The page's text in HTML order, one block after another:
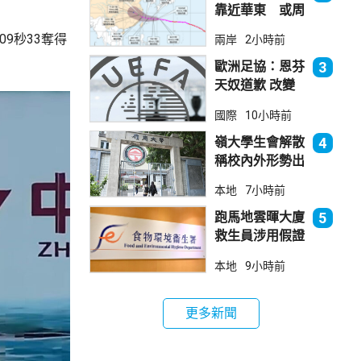
秒33奪得
靠近華東 或周
兩岸 2小時前
歐洲足協：恩芬
天奴道歉 改變
立場
3
國際 10小時前
嶺大學生會解散
稱校內外形勢出
4
本地 7小時前
跑馬地雲暉大廈
救生員涉用假證
泳池並報警
5
本地 9小時前
更多新聞